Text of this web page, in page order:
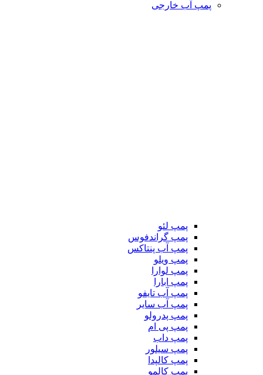
پمپ آب خارجی
پمپ لئو
پمپ گراندفوس
پمپ آب پنتاکس
پمپ ویلو
پمپ لوارا
پمپ ابارا
پمپ آب تایفو
پمپ آب سایر
پمپ پدرولو
پمپ پی ام
پمپ داب
پمپ سیلور
پمپ کالپدا
پمپ کالمو